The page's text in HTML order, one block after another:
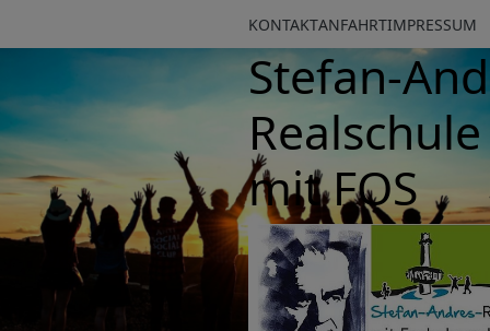
KONTAKTANFAHRTIMPRESSUM
Stefan-
Realschule
mit FOS